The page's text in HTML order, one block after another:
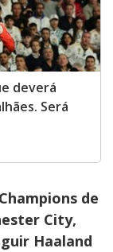
deverá
Será
de
City,
Haaland